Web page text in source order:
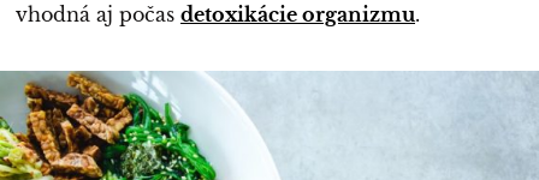
vhodná aj počas detoxikácie organizmu.